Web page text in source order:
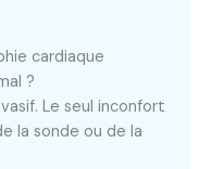
cardiaque
?
Le seul inconfort
la sonde ou de la